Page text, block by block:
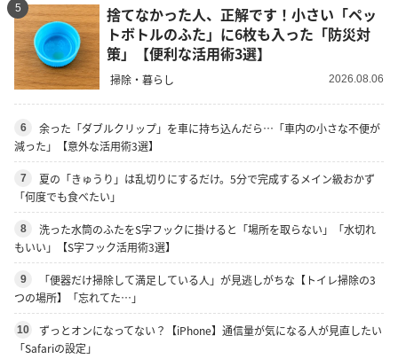
5
捨てなかった人、正解です！小さい「ペッ
トボトルのふた」に6枚も入った「防災対
策」【便利な活用術3選】
掃除・暮らし 2026.08.06
6
余った「ダブルクリップ」を車に持ち込んだら…「車内の小さな不便が
減った」【意外な活用術3選】
7
夏の「きゅうり」は乱切りにするだけ。5分で完成するメイン級おかず
「何度でも食べたい」
8
洗った水筒のふたをS字フックに掛けると「場所を取らない」「水切れ
もいい」【S字フック活用術3選】
9
「便器だけ掃除して満足している人」が見逃しがちな【トイレ掃除の3
つの場所】「忘れてた…」
10
ずっとオンになってない？【iPhone】通信量が気になる人が見直したい
「Safariの設定」